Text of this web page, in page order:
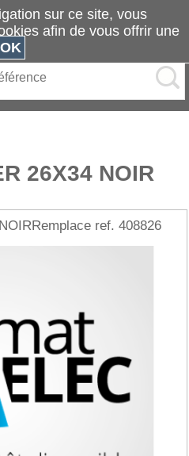
26X34 NOIR
ref. 408826
sur ce site, vous
afin de vous offrir une
OK